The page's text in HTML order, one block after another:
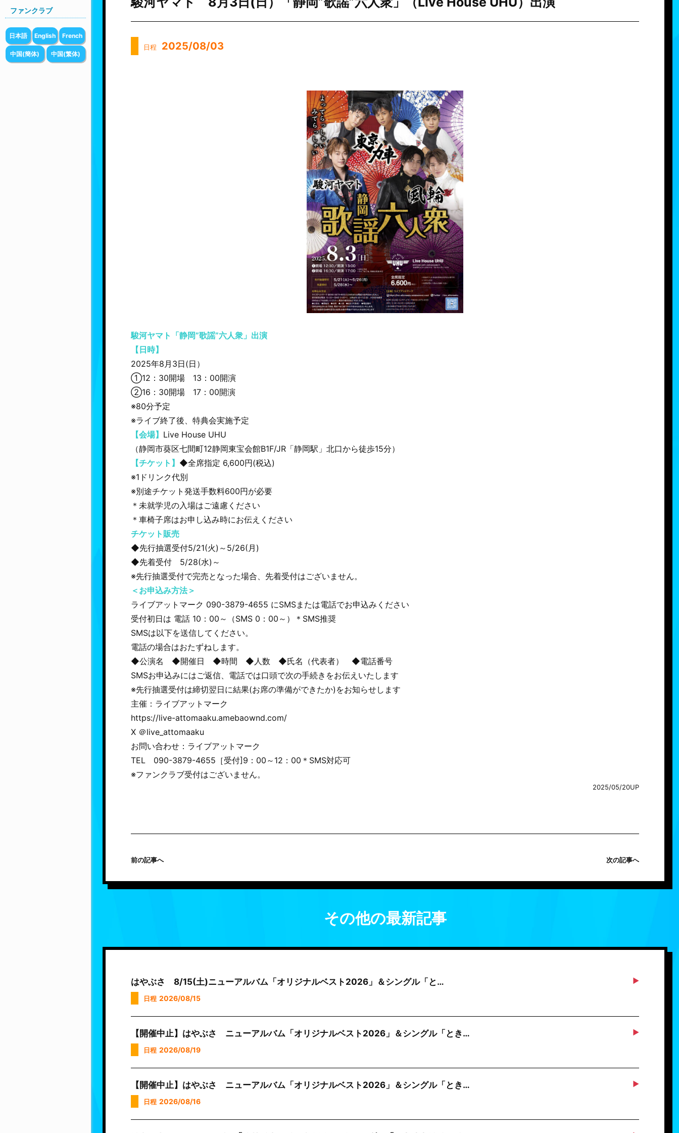
ファンクラブ
日本語 English French
中国(簡体) 中国(繁体)
日程 2025/08/03
駿河ヤマト「静岡”歌謡”六人衆」出演
【日時】
2025年8月3日(日）
①12：30開場 13：00開演
②16：30開場 17：00開演
※80分予定
※ライブ終了後、特典会実施予定
【会場】 Live House UHU
（静岡市葵区七間町12静岡東宝会館B1F/JR「静岡駅」北口から徒歩15分）
【チケット】 ◆全席指定 6,600円(税込)
※1ドリンク代別
※別途チケット発送手数料600円が必要
＊未就学児の入場はご遠慮ください
＊車椅子席はお申し込み時にお伝えください
チケット販売
◆先行抽選受付5/21(火)～5/26(月)
◆先着受付 5/28(水)～
※先行抽選受付で完売となった場合、先着受付はございません。
＜お申込み方法＞
ライブアットマーク 090-3879-4655 にSMSまたは電話でお申込みください
受付初日は 電話 10：00～（SMS 0：00～）＊SMS推奨
SMSは以下を送信してください。
電話の場合はおたずねします。
◆公演名 ◆開催日 ◆時間 ◆人数 ◆氏名（代表者） ◆電話番号
SMSお申込みにはご返信、電話では口頭で次の手続きをお伝えいたします
※先行抽選受付は締切翌日に結果(お席の準備ができたか)をお知らせします
主催：ライブアットマーク
https://live-attomaaku.amebaownd.com/
X ＠live_attomaaku
お問い合わせ：ライブアットマーク
TEL 090-3879-4655［受付]9：00～12：00＊SMS対応可
※ファンクラブ受付はございません。
2025/05/20UP
前の記事へ 次の記事へ
その他の最新記事
はやぶさ 8/15(土)ニューアルバム「オリジナルベスト2026」＆シングル「と…
日程 2026/08/15
【開催中止】はやぶさ ニューアルバム「オリジナルベスト2026」＆シングル「とき…
日程 2026/08/19
【開催中止】はやぶさ ニューアルバム「オリジナルベスト2026」＆シングル「とき…
日程 2026/08/16